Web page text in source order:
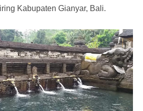
Kabupaten Gianyar, Bali.